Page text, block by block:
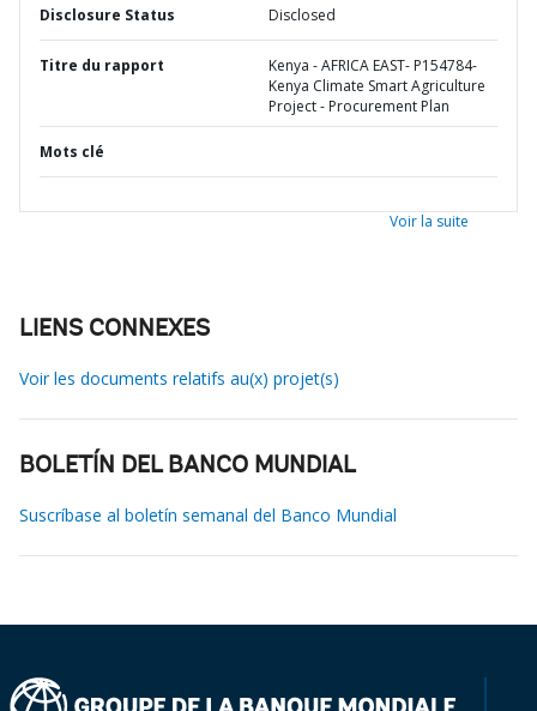
Disclosure Status Disclosed
Titre du rapport
Kenya - AFRICA EAST- P154784-
Kenya Climate Smart Agriculture
Project - Procurement Plan
Mots clé
Voir la suite
LIENS CONNEXES
Voir les documents relatifs au(x) projet(s)
BOLETÍN DEL BANCO MUNDIAL
Suscríbase al boletín semanal del Banco Mundial